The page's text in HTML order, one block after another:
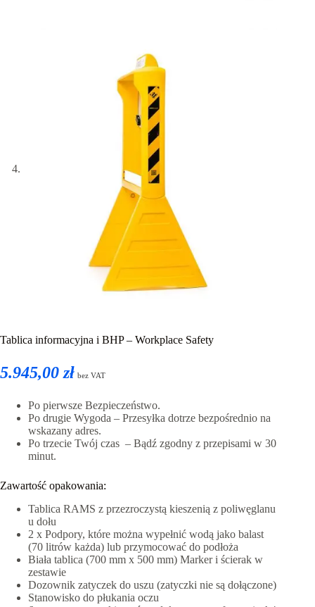
Tablica informacyjna i BHP – Workplace Safety
5.945,00 zł bez VAT
Po pierwsze Bezpieczeństwo.
Po drugie Wygoda – Przesyłka dotrze bezpośrednio na
wskazany adres.
Po trzecie Twój czas – Bądź zgodny z przepisami w 30
minut.
Zawartość opakowania:
Tablica RAMS z przezroczystą kieszenią z poliwęglanu
u dołu
2 x Podpory, które można wypełnić wodą jako balast
(70 litrów każda) lub przymocować do podłoża
Biała tablica (700 mm x 500 mm) Marker i ścierak w
zestawie
Dozownik zatyczek do uszu (zatyczki nie są dołączone)
Stanowisko do płukania oczu